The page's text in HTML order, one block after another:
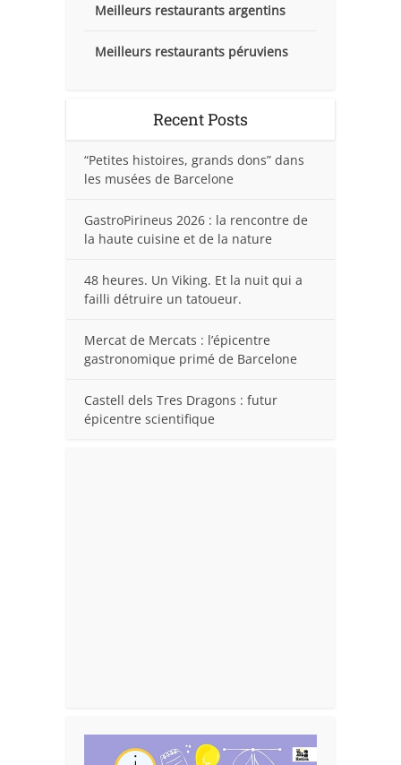
Meilleurs restaurants argentins
Meilleurs restaurants péruviens
Recent Posts
“Petites histoires, grands dons” dans
les musées de Barcelone
GastroPirineus 2026 : la rencontre de
la haute cuisine et de la nature
48 heures. Un Viking. Et la nuit qui a
failli détruire un tatoueur.
Mercat de Mercats : l’épicentre
gastronomique primé de Barcelone
Castell dels Tres Dragons : futur
épicentre scientifique